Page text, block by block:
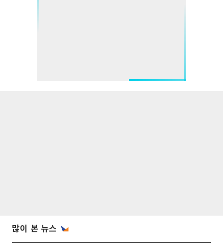
많이 본 뉴스